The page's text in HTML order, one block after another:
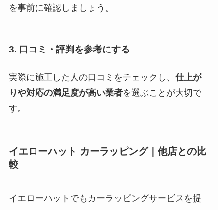
を事前に確認しましょう。
3. 口コミ・評判を参考にする
実際に施工した人の口コミをチェックし、 仕上が
りや対応の満足度が高い業者を選ぶことが大切で
す。
イエローハット カーラッピング｜他店との比
較
イエローハットでもカーラッピングサービスを提